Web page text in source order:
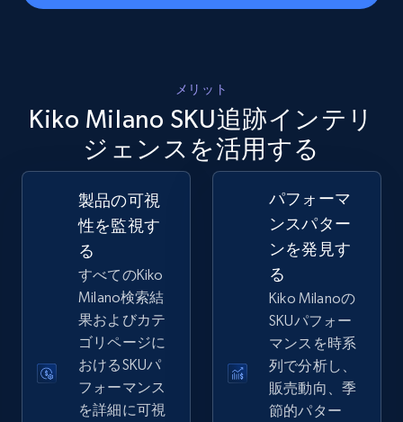
URL, Product id, Title, Seller name, Seller rating,
Seller reviews, Breadcrumbs, Root category, and
more.
2.5K+ 359+ 今すぐ始める
eBay - Gather data on products using
specified keywords
URL, Product id, Title, Seller name, Seller rating,
Seller reviews, Breadcrumbs, Root category, and
more.
2.5K+ 359+ 今すぐ始める
メリット
Kiko Milano SKU追跡インテリ
ジェンスを活用する
製品の可視
性を監視す
る
すべてのKiko
Milano検索結
果およびカテ
ゴリページに
おけるSKUパ
フォーマンス
を詳細に可視
パフォーマ
ンスパター
ンを発見す
る
Kiko Milanoの
SKUパフォー
マンスを時系
列で分析し、
販売動向、季
節的パター